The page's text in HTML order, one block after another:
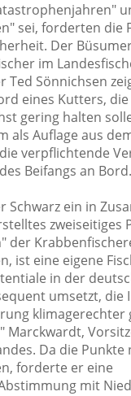
sei, forderten die
Der
im
Ted Sönnichsen
eines Kutters, die
gering halten
als Auflage aus
verpflichtende
Beifangs an Bord.
Schwarz ein in
zweiseitiges
ist eine eigene
in der
umsetzt, die
klimagerechter
Marckwardt,
Da die Punkte
forderte er eine
mit